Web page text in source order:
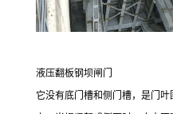
液压翻板钢坝闸门
它没有底门槽和侧门槽，是门